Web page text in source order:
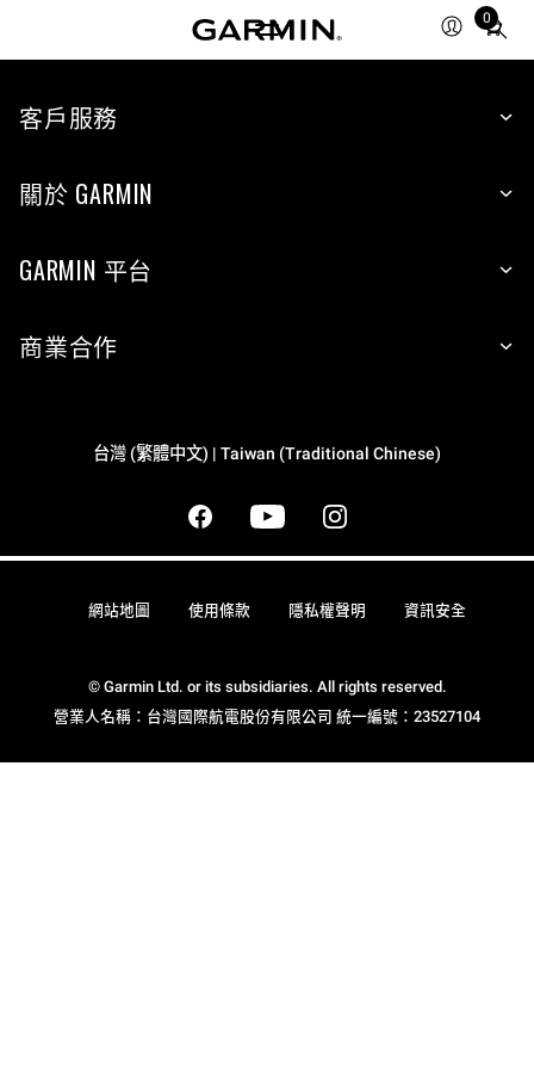
0
Total
客戶服務
關於 GARMIN
GARMIN 平台
商業合作
台灣 (繁體中文) | Taiwan (Traditional Chinese)
© Garmin Ltd. or its subsidiaries. All rights reserved.
營業人名稱：台灣國際航電股份有限公司 統一編號：23527104
網站地圖 使用條款 隱私權聲明 資訊安全